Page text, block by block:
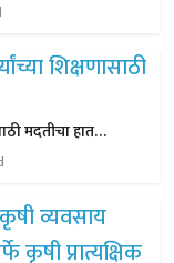
मदतीचा हात…